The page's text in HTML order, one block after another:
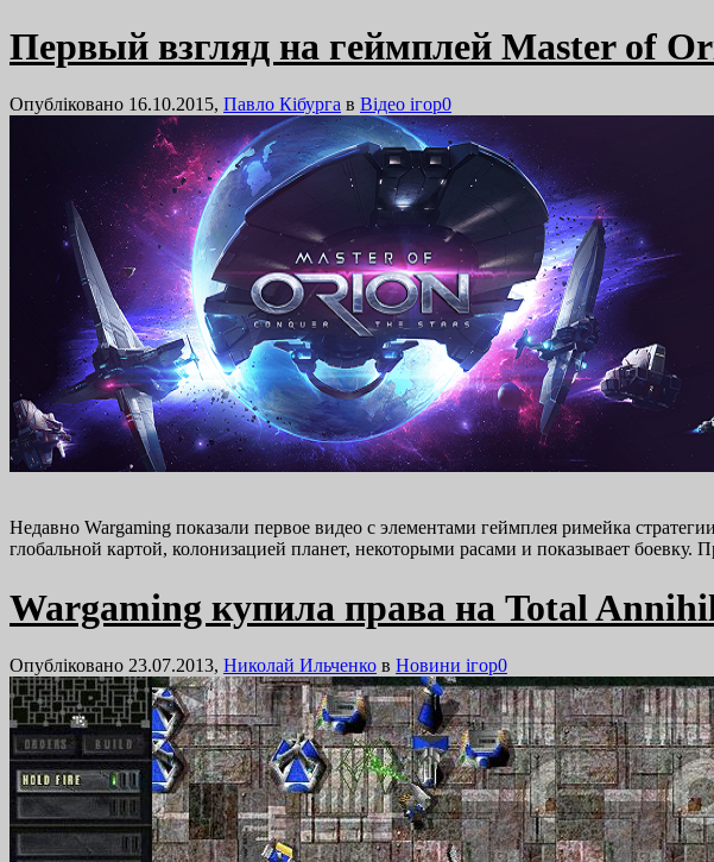
Первый взгляд на геймплей Master of
Опубліковано 16.10.2015, Павло Кібурга в Відео ігор0
Недавно Wargaming показали первое видео с элементами геймплея римейка
глобальной картой, колонизацией планет, некоторыми расами и показывает боевку.
Wargaming купила права на Total
Опубліковано 23.07.2013, Николай Ильченко в Новини ігор0